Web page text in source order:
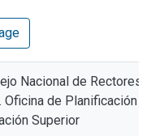
Nacional de Rectores
Oficina de Planificación
Superior